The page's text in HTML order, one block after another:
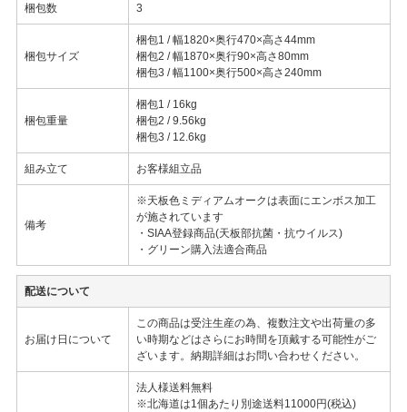
梱包数 3
梱包サイズ
梱包1 / 幅1820×奥行470×高さ44mm
梱包2 / 幅1870×奥行90×高さ80mm
梱包3 / 幅1100×奥行500×高さ240mm
梱包重量
梱包1 / 16kg
梱包2 / 9.56kg
梱包3 / 12.6kg
組み立て お客様組立品
備考
※天板色ミディアムオークは表面にエンボス加工
が施されています
・SIAA登録商品(天板部抗菌・抗ウイルス)
・グリーン購入法適合商品
配送について
お届け日について
この商品は受注生産の為、複数注文や出荷量の多
い時期などはさらにお時間を頂戴する可能性がご
ざいます。納期詳細はお問い合わせください。
法人様送料無料
※北海道は1個あたり別途送料11000円(税込)